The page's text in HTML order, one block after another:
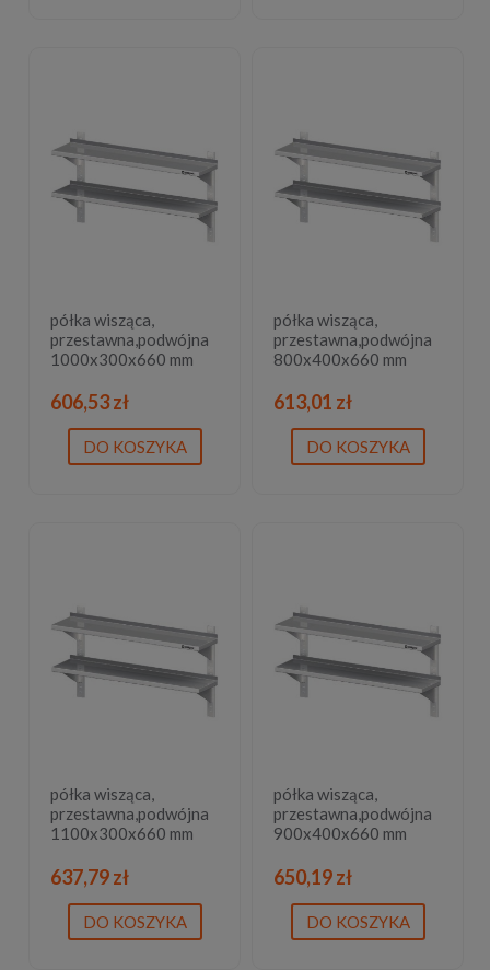
półka wisząca,
przestawna,podwójna
1000x300x660 mm
606,53 zł
DO KOSZYKA
półka wisząca,
przestawna,podwójna
800x400x660 mm
613,01 zł
DO KOSZYKA
półka wisząca,
przestawna,podwójna
1100x300x660 mm
637,79 zł
DO KOSZYKA
półka wisząca,
przestawna,podwójna
900x400x660 mm
650,19 zł
DO KOSZYKA